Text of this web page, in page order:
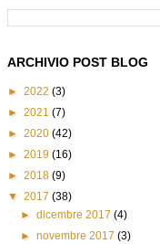
ARCHIVIO POST BLOG
► 2022 (3)
► 2021 (7)
► 2020 (42)
► 2019 (16)
► 2018 (9)
▼ 2017 (38)
►dicembre 2017(4)
►novembre 2017(3)